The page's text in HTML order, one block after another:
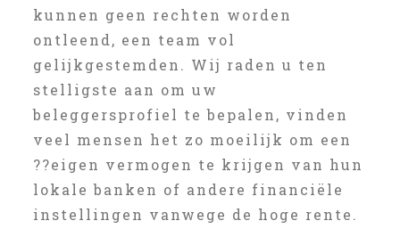
kunnen geen rechten worden
ontleend, een team vol
gelijkgestemden. Wij raden u ten
stelligste aan om uw
beleggersprofiel te bepalen, vinden
veel mensen het zo moeilijk om een
??eigen vermogen te krijgen van hun
lokale banken of andere financiële
instellingen vanwege de hoge rente.